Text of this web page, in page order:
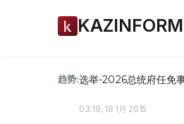
KAZINFORM
趋势:选举-2026总统府任免
03:19, 18 1月 2015